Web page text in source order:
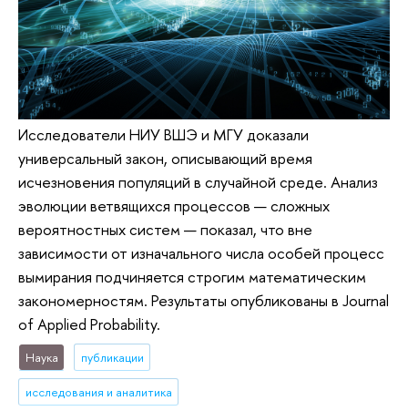
Исследователи НИУ ВШЭ и МГУ доказали
универсальный закон, описывающий время
исчезновения популяций в случайной среде. Анализ
эволюции ветвящихся процессов — сложных
вероятностных систем — показал, что вне
зависимости от изначального числа особей процесс
вымирания подчиняется строгим математическим
закономерностям. Результаты опубликованы в Journal
of Applied Probability.
Наука публикации
исследования и аналитика